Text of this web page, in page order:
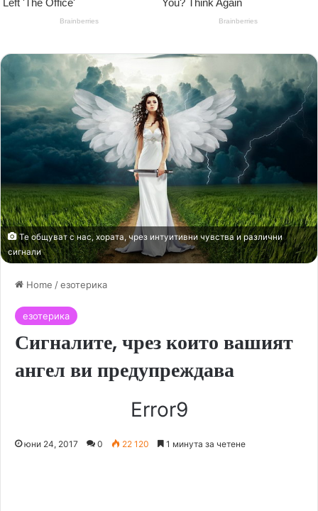
Те общуват с нас, хората, чрез интуитивни чувства и различни
сигнали
Home /езотерика
езотерика
Сигналите, чрез които вашият
ангел ви предупреждава
Error9
юни 24, 2017 0 22 120 1 минута за четене